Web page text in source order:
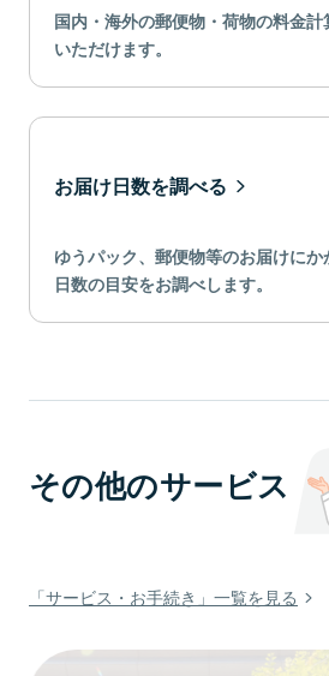
国内・海外の郵便物・荷物の料金
いただけます。
お届け日数を調べる
ゆうパック、郵便物等のお届けに
日数の目安をお調べします。
その他のサービス
「サービス・お手続き」一覧を見る